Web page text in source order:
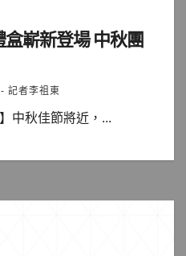
盒嶄新登場 中秋團
記者李祖東
中秋佳節將近，...